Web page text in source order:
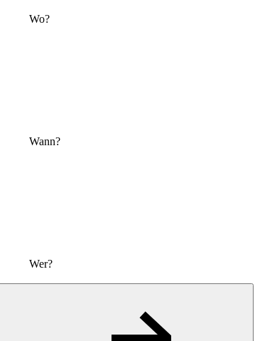
Wo?
Wann?
Wer?